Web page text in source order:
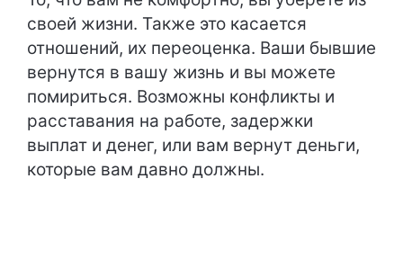
своей жизни. Также это касается
отношений, их переоценка. Ваши бывшие
вернутся в вашу жизнь и вы можете
помириться. Возможны конфликты и
расставания на работе, задержки
выплат и денег, или вам вернут деньги,
которые вам давно должны.